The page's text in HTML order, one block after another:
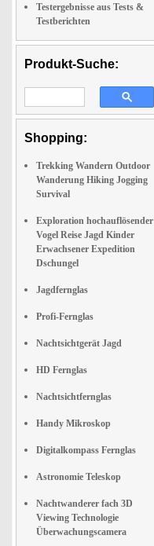
Testergebnisse aus Tests &
Testberichten
Produkt-Suche:
Shopping:
Trekking Wandern Outdoor
Wanderung Hiking Jogging
Survival
Exploration hochauflösender
Vogel Reise Jagd Kinder
Erwachsener Expedition
Dschungel
Jagdfernglas
Profi-Fernglas
Nachtsichtgerät Jagd
HD Fernglas
Nachtsichtfernglas
Handy Mikroskop
Digitalkompass Fernglas
Astronomie Teleskop
Nachtwanderer fach 3D
Viewing Technologie
Überwachungscamera